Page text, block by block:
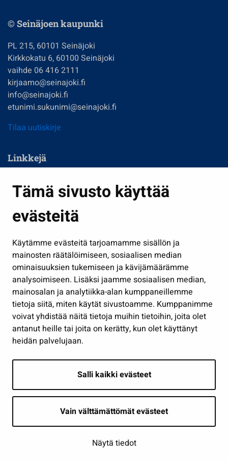
Tämä sivusto käyttää
evästeitä
Käytämme evästeitä tarjoamamme sisällön ja
mainosten räätälöimiseen, sosiaalisen median
ominaisuuksien tukemiseen ja kävijämäärämme
analysoimiseen. Lisäksi jaamme sosiaalisen median,
mainosalan ja analytiikka-alan kumppaneillemme
tietoja siitä, miten käytät sivustoamme. Kumppanimme
voivat yhdistää näitä tietoja muihin tietoihin, joita olet
antanut heille tai joita on kerätty, kun olet käyttänyt
heidän palvelujaan.
Salli kaikki evästeet
Vain välttämättömät evästeet
Näytä tiedot
© Seinäjoen kaupunki
PL 215, 60101 Seinäjoki
Kirkkokatu 6, 60100 Seinäjoki
vaihde 06 416 2111
kirjaamo@seinajoki.fi
info@seinajoki.fi
etunimi.sukunimi@seinajoki.fi
Tilaa uutiskirje
Linkkejä
Kasvatus ja opetus
Kulttuuri ja liikunta
Työ ja yrittäminen
Osallistu ja asioi
Näytä omat evästeasetukseni
Seuraa meitä
Saavutettavuusseloste | © Seinäjoki 2026